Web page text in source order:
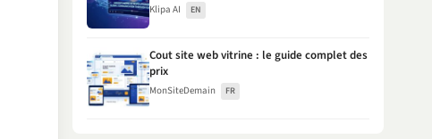
Klipa AI EN
Cout site web vitrine : le guide complet des
prix
MonSiteDemain FR